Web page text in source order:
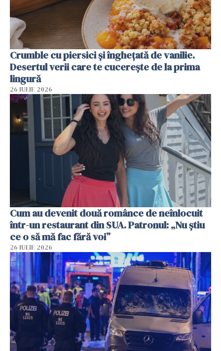
Crumble cu piersici și înghețată de vanilie.
Desertul verii care te cucerește de la prima
lingură
26 IULIE 2026
Cum au devenit două românce de neînlocuit
într-un restaurant din SUA. Patronul: „Nu știu
ce o să mă fac fără voi”
26 IULIE 2026